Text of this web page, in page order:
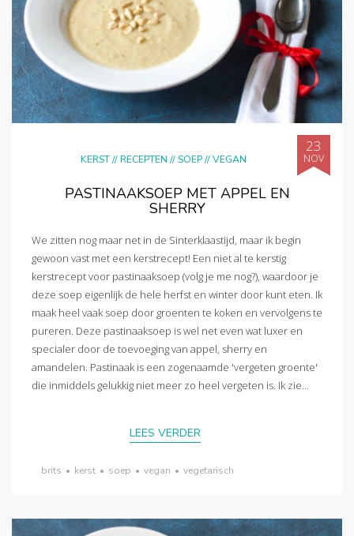
KERST//RECEPTEN //SOEP//VEGAN
23
NOV
PASTINAAKSOEP MET APPEL EN
SHERRY
We zitten nog maar net in de Sinterklaastijd, maar ik begin
gewoon vast met een kerstrecept! Een niet al te kerstig
kerstrecept voor pastinaaksoep (volg je me nog?), waardoor je
deze soep eigenlijk de hele herfst en winter door kunt eten. Ik
maak heel vaak soep door groenten te koken en vervolgens te
pureren. Deze pastinaaksoep is wel net even wat luxer en
specialer door de toevoeging van appel, sherry en
amandelen. Pastinaak is een zogenaamde 'vergeten groente'
die inmiddels gelukkig niet meer zo heel vergeten is. Ik zie...
LEES VERDER
brits • kerst • soep • vegan • vegetarisch